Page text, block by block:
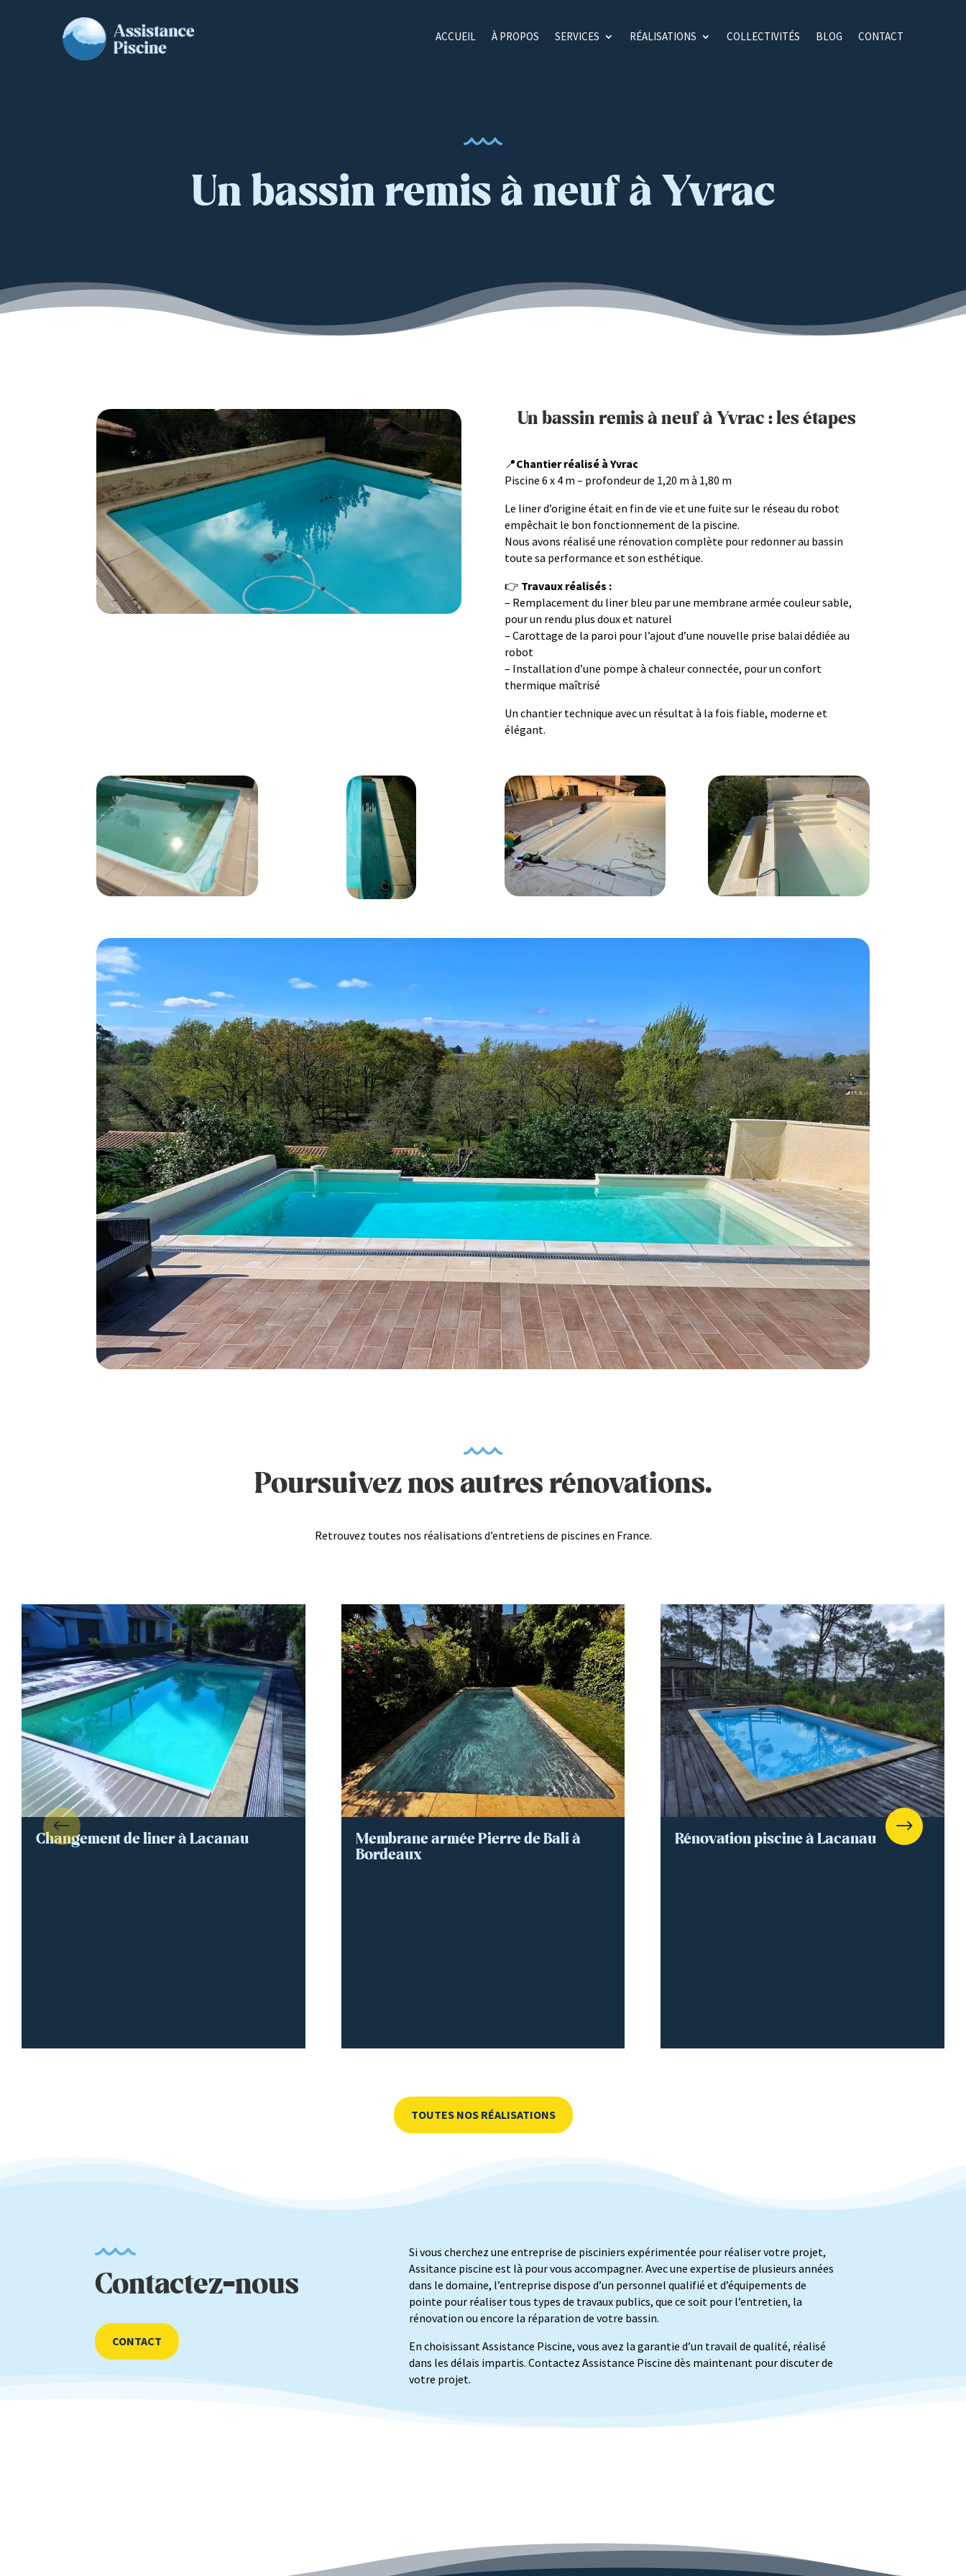
ACCUEIL À PROPOS SERVICES RÉALISATIONS COLLECTIVITÉS BLOG CONTACT
Un bassin remis à neuf à Yvrac
Un bassin remis à neuf à Yvrac : les étapes
📍Chantier réalisé à Yvrac
Piscine 6 x 4 m – profondeur de 1,20 m à 1,80 m
Le liner d’origine était en fin de vie et une fuite sur le réseau du robot
empêchait le bon fonctionnement de la piscine.
Nous avons réalisé une rénovation complète pour redonner au bassin
toute sa performance et son esthétique.
👉 Travaux réalisés :
– Remplacement du liner bleu par une membrane armée couleur sable,
pour un rendu plus doux et naturel
– Carottage de la paroi pour l’ajout d’une nouvelle prise balai dédiée au
robot
– Installation d’une pompe à chaleur connectée, pour un confort
thermique maîtrisé
Un chantier technique avec un résultat à la fois fiable, moderne et
élégant.
Poursuivez nos autres rénovations.
Retrouvez toutes nos réalisations d’entretiens de piscines en France.
Changement de liner à Lacanau Membrane armée Pierre de Bali à
Bordeaux
Rénovation piscine à Lacanau
TOUTES NOS RÉALISATIONS
Contactez-nous
CONTACT
Si vous cherchez une entreprise de pisciniers expérimentée pour réaliser votre projet,
Assitance piscine est là pour vous accompagner. Avec une expertise de plusieurs années
dans le domaine, l’entreprise dispose d’un personnel qualifié et d’équipements de
pointe pour réaliser tous types de travaux publics, que ce soit pour l’entretien, la
rénovation ou encore la réparation de votre bassin.
En choisissant Assistance Piscine, vous avez la garantie d’un travail de qualité, réalisé
dans les délais impartis.Contactez Assistance Piscine dès maintenant pour discuter de
votre projet.